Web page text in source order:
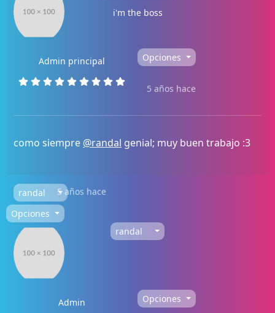
i'm the boss
Admin principal Opciones
5 años hace
como siempre @randal genial; muy buen trabajo :3
randal
5 años hace
Opciones
randal
Admin Opciones